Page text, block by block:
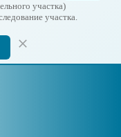
участка)
участка.